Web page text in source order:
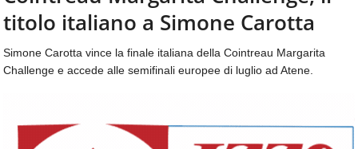
aggiornamenti
quotidiani
temi
come
food
&
CONTATTI
titolo italiano a Simone Carotta
Simone Carotta vince la finale italiana della Cointreau Margarita
Challenge e accede alle semifinali europee di luglio ad Atene.